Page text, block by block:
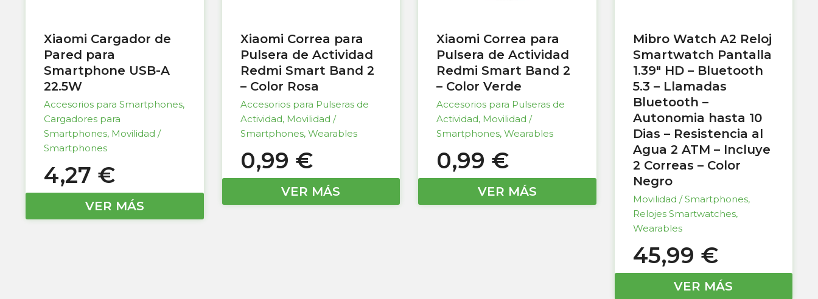
Xiaomi Cargador de
Pared para
Smartphone USB-A
22.5W
Accesorios para Smartphones,
Cargadores para
Smartphones, Movilidad /
Smartphones
4,27 €
VER MÁS
Xiaomi Correa para
Pulsera de Actividad
Redmi Smart Band 2
– Color Rosa
Accesorios para Pulseras de
Actividad, Movilidad /
Smartphones, Wearables
0,99 €
VER MÁS
Xiaomi Correa para
Pulsera de Actividad
Redmi Smart Band 2
– Color Verde
Accesorios para Pulseras de
Actividad, Movilidad /
Smartphones, Wearables
0,99 €
VER MÁS
Mibro Watch A2 Reloj
Smartwatch Pantalla
1.39″ HD – Bluetooth
5.3 – Llamadas
Bluetooth –
Autonomia hasta 10
Dias – Resistencia al
Agua 2 ATM – Incluye
2 Correas – Color
Negro
Movilidad / Smartphones,
Relojes Smartwatches,
Wearables
45,99 €
VER MÁS